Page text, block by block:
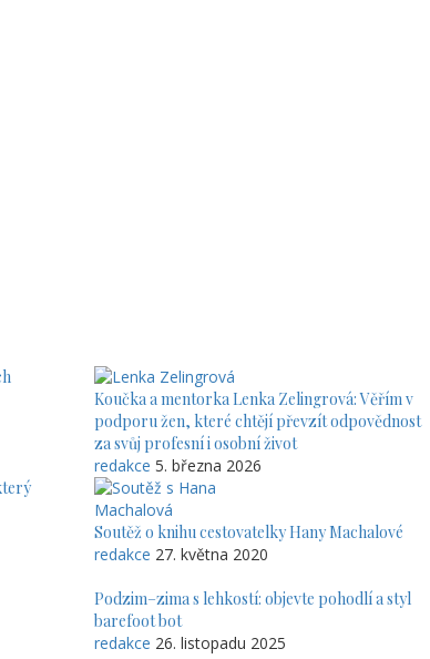
Koučka a mentorka Lenka Zelingrová: Věřím v
podporu žen, které chtějí převzít odpovědnost
za svůj profesní i osobní život
redakce 5. března 2026
Soutěž o knihu cestovatelky Hany Machalové
redakce 27. května 2020
Podzim–zima s lehkostí: objevte pohodlí a styl
barefoot bot
redakce 26. listopadu 2025